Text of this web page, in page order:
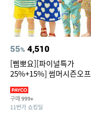
55% 4,510
[삠뽀요][파이널특가
25%+15%] 썸머시즌오프
영복/티셔츠/
구매 999+
11번가 쇼킹딜